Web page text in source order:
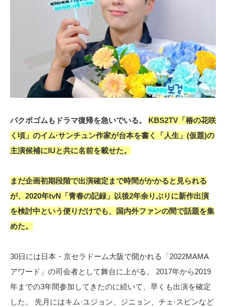
パクボゴムもドラマ復帰を急いでいる。 KBS2TV「椿の花咲
く頃」のイム·サンチュン作家が台本を書く「人生」(仮題)の
主演候補にIUと共に名前を載せた。
まだ企画初期段階で出演確定まで時間がかかると見られる
が、2020年tvN「青春の記録」以後2年余りぶりに新作出演
を検討中という便りだけでも、国内外ファンの間で話題を集
めた。
30日には日本・京セラドーム大阪で開かれる「2022MAMA
アワード」の司会者として舞台に上がる。 2017年から2019
年までの3年間参加してきたのに続いて、早くも出演を確定
した。 先月にはキム·ユジョン、ジニョン、チェ·スビンなど